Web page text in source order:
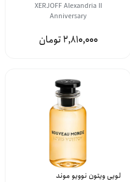
XERJOFF Alexandria II
Anniversary
2,810,000
لویی ویتون نوویو موند